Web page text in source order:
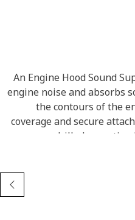
An Engine Hood Sound
engine noise and
the contours of
coverage and secure
drilled
correspondingly